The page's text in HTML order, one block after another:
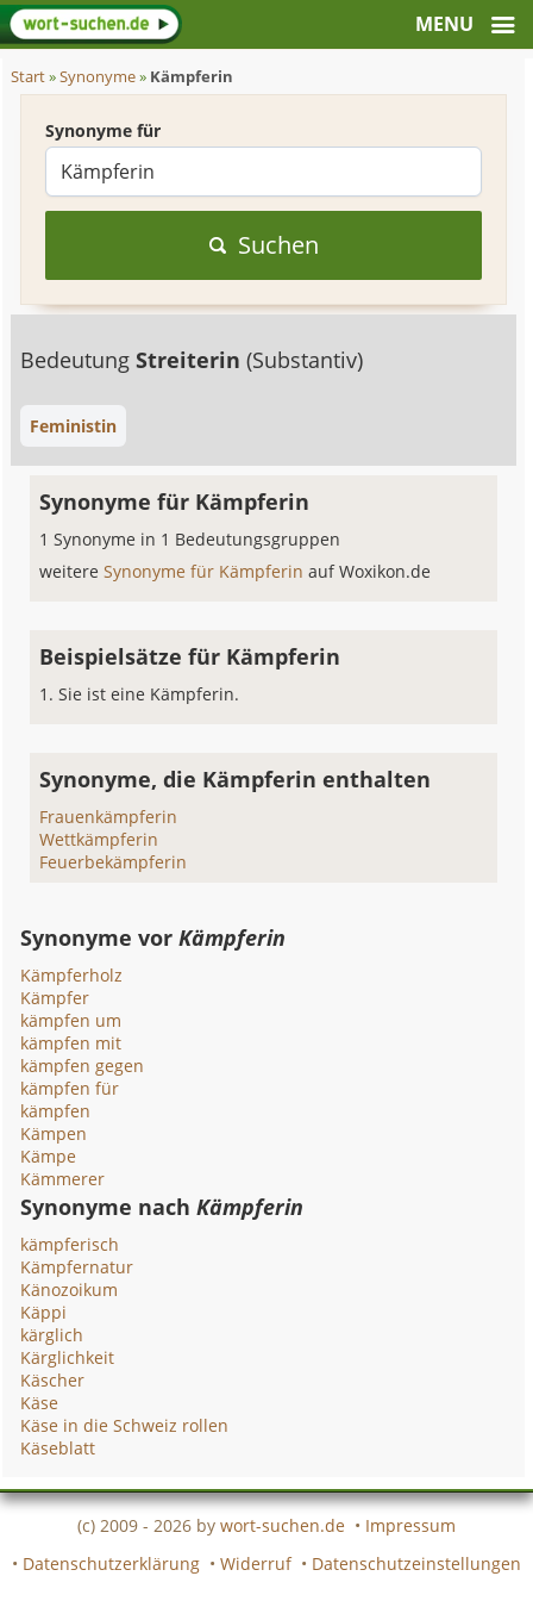
Start»Synonyme» Kämpferin
Synonyme für
Suchen
BedeutungStreiterin(Substantiv)
Feministin
Synonyme für Kämpferin
1 Synonyme in 1 Bedeutungsgruppen
weitereSynonyme für Kämpferinauf Woxikon.de
Beispielsätze für Kämpferin
Sie ist eine Kämpferin.
Synonyme, die Kämpferin enthalten
Frauenkämpferin
Wettkämpferin
Feuerbekämpferin
Synonyme vorKämpferin
Kämpferholz
Kämpfer
kämpfen um
kämpfen mit
kämpfen gegen
kämpfen für
kämpfen
Kämpen
Kämpe
Kämmerer
Synonyme nachKämpferin
kämpferisch
Kämpfernatur
Känozoikum
Käppi
kärglich
Kärglichkeit
Käscher
Käse
Käse in die Schweiz rollen
Käseblatt
(c) 2009 - 2026 by wort-suchen.de • Impressum
• Datenschutzerklärung • Widerruf • Datenschutzeinstellungen